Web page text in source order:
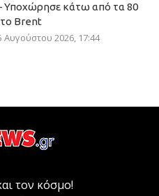
Υποχώρησε κάτω από τα 80
Brent
Αυγούστου 2026, 17:44
τον κόσμο!